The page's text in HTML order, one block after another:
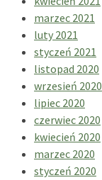
marzec 2021
luty 2021
styczeń 2021
listopad 2020
wrzesień 2020
lipiec 2020
czerwiec 2020
kwiecień 2020
marzec 2020
styczeń 2020